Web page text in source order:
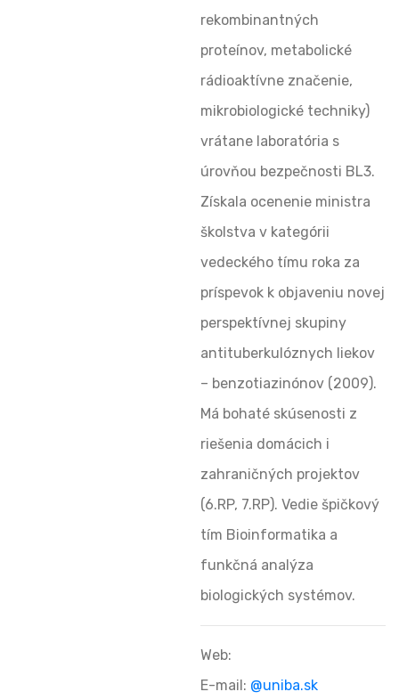
rekombinantných
proteínov, metabolické
rádioaktívne značenie,
mikrobiologické techniky)
vrátane laboratória s
úrovňou bezpečnosti BL3.
Získala ocenenie ministra
školstva v kategórii
vedeckého tímu roka za
príspevok k objaveniu novej
perspektívnej skupiny
antituberkulóznych liekov
– benzotiazinónov (2009).
Má bohaté skúsenosti z
riešenia domácich i
zahraničných projektov
(6.RP, 7.RP). Vedie špičkový
tím Bioinformatika a
funkčná analýza
biologických systémov.
Web:
E-mail: @uniba.sk